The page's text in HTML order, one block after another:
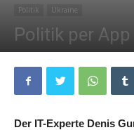
Politik Ukraine
Politik per App
Der IT-Experte Denis